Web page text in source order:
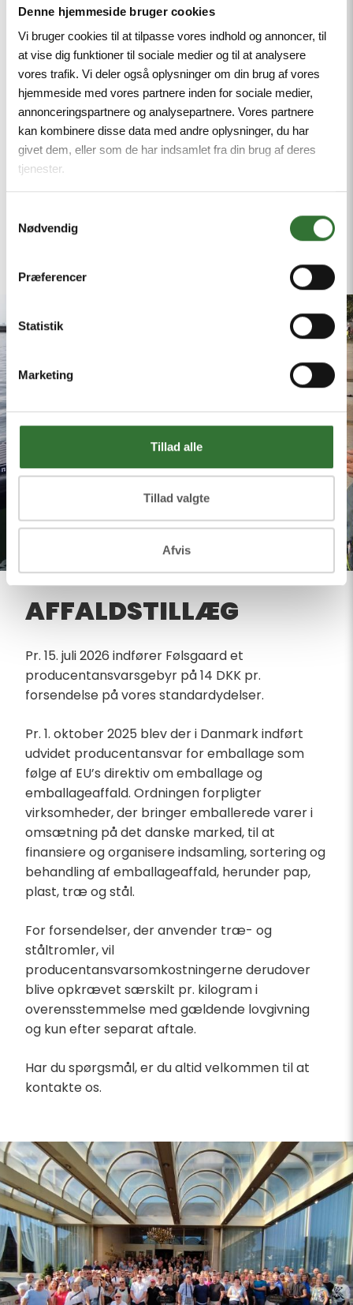
Denne hjemmeside bruger cookies
Vi bruger cookies til at tilpasse vores indhold og annoncer, til
at vise dig funktioner til sociale medier og til at analysere
vores trafik. Vi deler også oplysninger om din brug af vores
hjemmeside med vores partnere inden for sociale medier,
annonceringspartnere og analysepartnere. Vores partnere
kan kombinere disse data med andre oplysninger, du har
givet dem, eller som de har indsamlet fra din brug af deres
tjenester.
Nødvendig
Præferencer
Statistik
Marketing
Tillad alle
Tillad valgte
Afvis
anvende mere miljøvenlige
emballageløsninger
optimere affaldshåndtering og
genanvendelse
Vores mål er fortsat at kunne tilbyde
konkurrencedygtige priser ogbæredygtige
løsninger
, samtidig med at vi tager ansvar for
Er der behov for yderligere afklaring, står vi til
rådighed.
AFFALDSTILLÆG
​Pr. 15. juli 2026 indfører Følsgaard et
producentansvarsgebyr på 14 DKK pr.
forsendelse på vores standardydelser.
Pr. 1. oktober 2025 blev der i Danmark indført
udvidet producentansvar for emballage som
følge af EU’s direktiv om emballage og
emballageaffald. Ordningen forpligter
virksomheder, der bringer emballerede varer i
omsætning på det danske marked, til at
finansiere og organisere indsamling, sortering og
behandling af emballageaffald, herunder pap,
plast, træ og stål.
For forsendelser, der anvender træ- og
ståltromler, vil
producentansvarsomkostningerne derudover
blive opkrævet særskilt pr. kilogram i
overensstemmelse med gældende lovgivning
og kun efter separat aftale.
Har du spørgsmål, er du altid velkommen til at
kontakte os.